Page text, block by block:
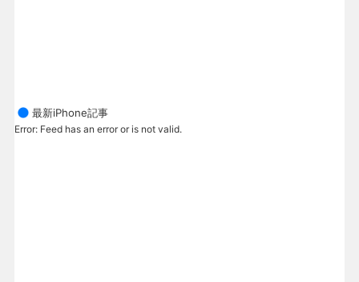
最新iPhone記事
Error: Feed has an error or is not valid.